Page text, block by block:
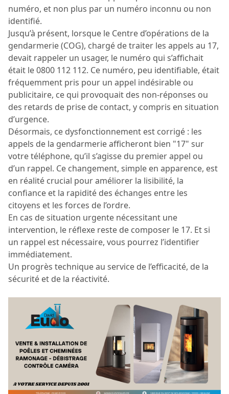
numéro, et non plus par un numéro inconnu ou non
identifié.
Jusqu’à présent, lorsque le Centre d’opérations de la
gendarmerie (COG), chargé de traiter les appels au 17,
devait rappeler un usager, le numéro qui s’affichait
était le 0800 112 112. Ce numéro, peu identifiable, était
fréquemment pris pour un appel indésirable ou
publicitaire, ce qui provoquait des non-réponses ou
des retards de prise de contact, y compris en situation
d’urgence.
Désormais, ce dysfonctionnement est corrigé : les
appels de la gendarmerie afficheront bien "17" sur
votre téléphone, qu’il s’agisse du premier appel ou
d’un rappel. Ce changement, simple en apparence, est
en réalité crucial pour améliorer la lisibilité, la
confiance et la rapidité des échanges entre les
citoyens et les forces de l’ordre.
En cas de situation urgente nécessitant une
intervention, le réflexe reste de composer le 17. Et si
un rappel est nécessaire, vous pourrez l’identifier
immédiatement.
Un progrès technique au service de l’efficacité, de la
sécurité et de la réactivité.